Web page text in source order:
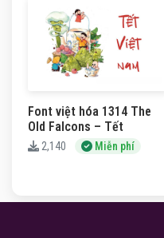
Font việt hóa 1314 The
Old Falcons – Tết
2,140 Miễn phí